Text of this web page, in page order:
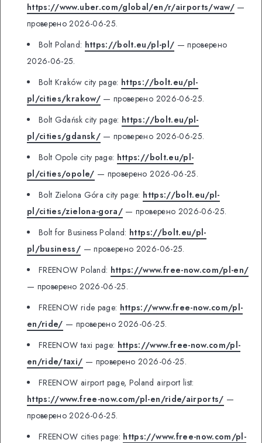
https://www.uber.com/global/en/r/airports/waw/ —
проверено 2026-06-25.
Bolt Poland: https://bolt.eu/pl-pl/ — проверено
2026-06-25.
Bolt Kraków city page: https://bolt.eu/pl-
pl/cities/krakow/— проверено 2026-06-25.
Bolt Gdańsk city page: https://bolt.eu/pl-
pl/cities/gdansk/— проверено 2026-06-25.
Bolt Opole city page: https://bolt.eu/pl-
pl/cities/opole/ — проверено 2026-06-25.
Bolt Zielona Góra city page: https://bolt.eu/pl-
pl/cities/zielona-gora/ — проверено 2026-06-25.
Bolt for Business Poland: https://bolt.eu/pl-
pl/business/ — проверено 2026-06-25.
FREENOW Poland: https://www.free-now.com/pl-en/
— проверено 2026-06-25.
FREENOW ride page: https://www.free-now.com/pl-
en/ride/ — проверено 2026-06-25.
FREENOW taxi page: https://www.free-now.com/pl-
en/ride/taxi/ — проверено 2026-06-25.
FREENOW airport page, Poland airport list:
https://www.free-now.com/pl-en/ride/airports/ —
проверено 2026-06-25.
FREENOW cities page: https://www.free-now.com/pl-